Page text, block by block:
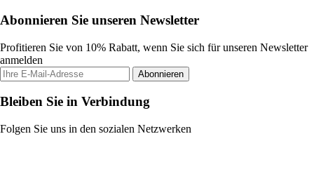
Abonnieren Sie unseren Newsletter
Profitieren Sie von 10% Rabatt, wenn Sie sich für unseren Newsletter
anmelden
Abonnieren
Bleiben Sie in Verbindung
Folgen Sie uns in den sozialen Netzwerken